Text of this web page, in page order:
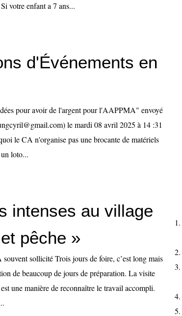
votre enfant a 7 ans...
d'Événements en
pour avoir de l'argent pour l'AAPPMA" envoyé
le mardi 08 avril 2025 à 14 :31
le CA n'organise pas une brocante de matériels
loto...
intenses au village
pêche »
sollicité Trois jours de foire, c’est long mais
de beaucoup de jours de préparation. La visite
une manière de reconnaître le travail accompli.